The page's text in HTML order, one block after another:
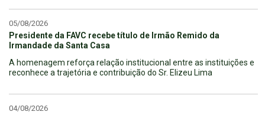
05/08/2026
Presidente da FAVC recebe título de Irmão Remido da
Irmandade da Santa Casa
A homenagem reforça relação institucional entre as instituições e
reconhece a trajetória e contribuição do Sr. Elizeu Lima
04/08/2026